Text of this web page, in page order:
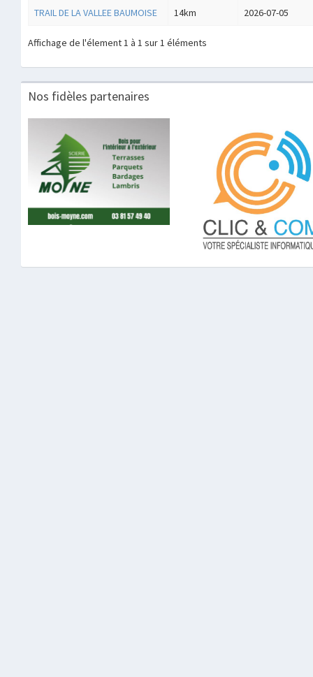
TRAIL DE LA VALLEE BAUMOISE 14km 2026-07-05
Affichage de l'élement 1 à 1 sur 1 éléments
Nos fidèles partenaires